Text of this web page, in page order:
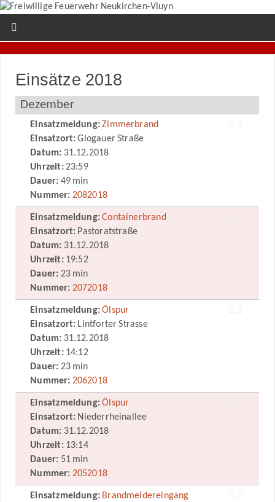
Einsätze 2018
Dezember
Einsatzmeldung:Zimmerbrand
Einsatzort:Glogauer Straße
Datum: 31.12.2018
Uhrzeit:23:59
Dauer: 49 min
Nummer: 2082018
Einsatzmeldung:Containerbrand
Einsatzort: Pastoratstraße
Datum: 31.12.2018
Uhrzeit:19:52
Dauer: 23 min
Nummer: 2072018
Einsatzmeldung:Ölspur
Einsatzort: Lintforter Strasse
Datum: 31.12.2018
Uhrzeit:14:12
Dauer: 23 min
Nummer: 2062018
Einsatzmeldung:Ölspur
Einsatzort: Niederrheinallee
Datum: 31.12.2018
Uhrzeit:13:14
Dauer: 51 min
Nummer: 2052018
Einsatzmeldung: Brandmeldereingang